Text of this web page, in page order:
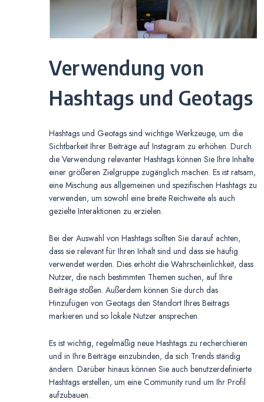
Verwendung von
Hashtags und Geotags
Hashtags und Geotags sind wichtige Werkzeuge, um die
Sichtbarkeit Ihrer Beiträge auf Instagram zu erhöhen. Durch
die Verwendung relevanter Hashtags können Sie Ihre Inhalte
einer größeren Zielgruppe zugänglich machen. Es ist ratsam,
eine Mischung aus allgemeinen und spezifischen Hashtags zu
verwenden, um sowohl eine breite Reichweite als auch
gezielte Interaktionen zu erzielen.
Bei der Auswahl von Hashtags sollten Sie darauf achten,
dass sie relevant für Ihren Inhalt sind und dass sie häufig
verwendet werden. Dies erhöht die Wahrscheinlichkeit, dass
Nutzer, die nach bestimmten Themen suchen, auf Ihre
Beiträge stoßen. Außerdem können Sie durch das
Hinzufügen von Geotags den Standort Ihres Beitrags
markieren und so lokale Nutzer ansprechen.
Es ist wichtig, regelmäßig neue Hashtags zu recherchieren
und in Ihre Beiträge einzubinden, da sich Trends ständig
ändern. Darüber hinaus können Sie auch benutzerdefinierte
Hashtags erstellen, um eine Community rund um Ihr Profil
aufzubauen.